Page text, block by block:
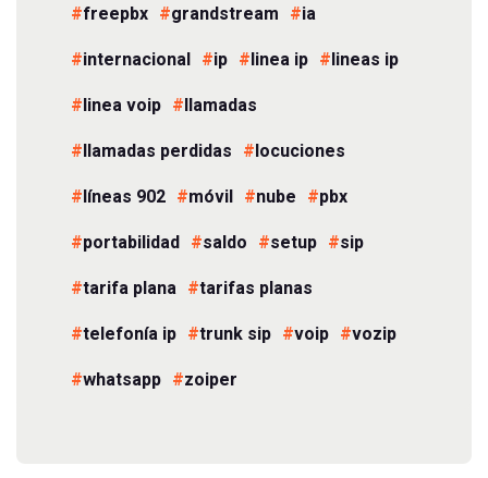
freepbx
grandstream
ia
internacional
ip linea ip
lineas ip
linea voip
llamadas
llamadas perdidas
locuciones
líneas 902
móvil nube
pbx
portabilidad
saldo setup
sip
tarifa plana
tarifas planas
telefonía ip
trunk sip voip
vozip
whatsapp
zoiper